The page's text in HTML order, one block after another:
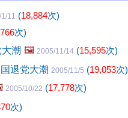
11 (18,884次)
次)
潮 🖼️ 2005/11/14 (15,595次)
退党大潮 2005/11/5 (19,053次)
2005/10/22 (17,778次)
次)